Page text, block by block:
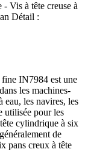
Vis à tête creuse à
Détail :
IN7984 est une
les machines-
eau, les navires, les
utilisée pour les
cylindrique à six
de
pans creux à tête